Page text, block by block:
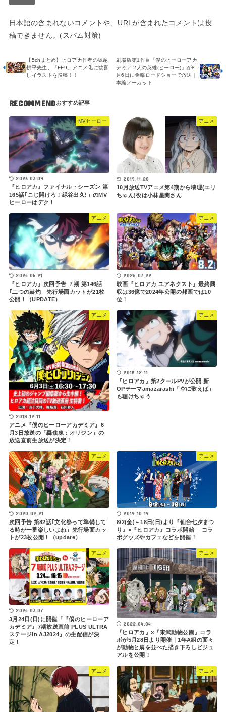
日本語の含まれないコメントや、URLが含まれたコメントは投
稿できません。(スパム対策)
劇場版第1作目『僕のヒーローアカ
デミア 2人の英雄(ヒーロー)』が8
月6日に金曜ロードショーで放送｜
本編ノーカット
【5chまとめ】ヒロアカ作者の堀越
耕平先生、「FF9」アニメ化に歓喜
しイラストを投稿！！
RECOMMEND
MVヒーロー
2026.03.09
『ヒロアカ』ファイナル・シーズン 第
165話｢こじ開けろ！緑谷出久!」のMV
ヒーローはデク！
アニメ
2019.11.20
10月放送TVアニメ第4期から壊理(エリ
ちゃん)役は小林星蘭さん
アニメ
2024.06.21
『ヒロアカ』次回予告 ７期 第146話
｢二つの赫灼」先行場面カットが21枚
公開！（UPDATE）
アニメ
2025.07.22
映画『ヒロアカ ユアネクスト』最終興
収は36億で2024年公開の邦画では10
位！
アニメ
2018.12.11
アニメ『僕のヒーローアカデミア』6
月3日放送の「轟焦凍：オリジン」の
放送直前生放送が決定！
アニメ
2018.12.11
『ヒロアカ』第2クールPVが公開 新
OPテーマamazarashi「空に歌えば」
も聴けちゃう
アニメ
2020.02.21
次回予告 第82話｢文化祭って準備して
る時が一番楽しいよね」先行場面カッ
トが23枚公開！（update）
アニメ
2019.10.19
8/2(金)～18日(日)より『仙台七夕まつ
り』×『ヒロアカ』コラボ開始 ─ コラ
ボグッズやカフェなどを開催！
アニメ
2024.03.07
3月24日(日)に開催「『僕のヒーローア
カデミア』7期放送直前 PLUS ULTRA
ステージin AJ2024」の生配信が決
定！
アニメ
2022.04.04
『ヒロアカ』×『東武動物公園』コラ
ボが5月28日より開催｜1年A組の面々
が動物と肩を並べた描き下ろしビジュ
アルを公開！
アニメ アニメ